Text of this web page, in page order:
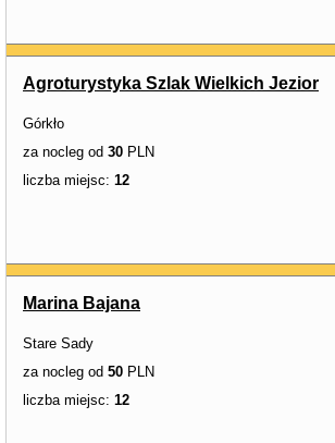
Agroturystyka Szlak Wielkich Jezior
Górkło
za nocleg od 30 PLN
liczba miejsc: 12
Marina Bajana
Stare Sady
za nocleg od 50 PLN
liczba miejsc: 12